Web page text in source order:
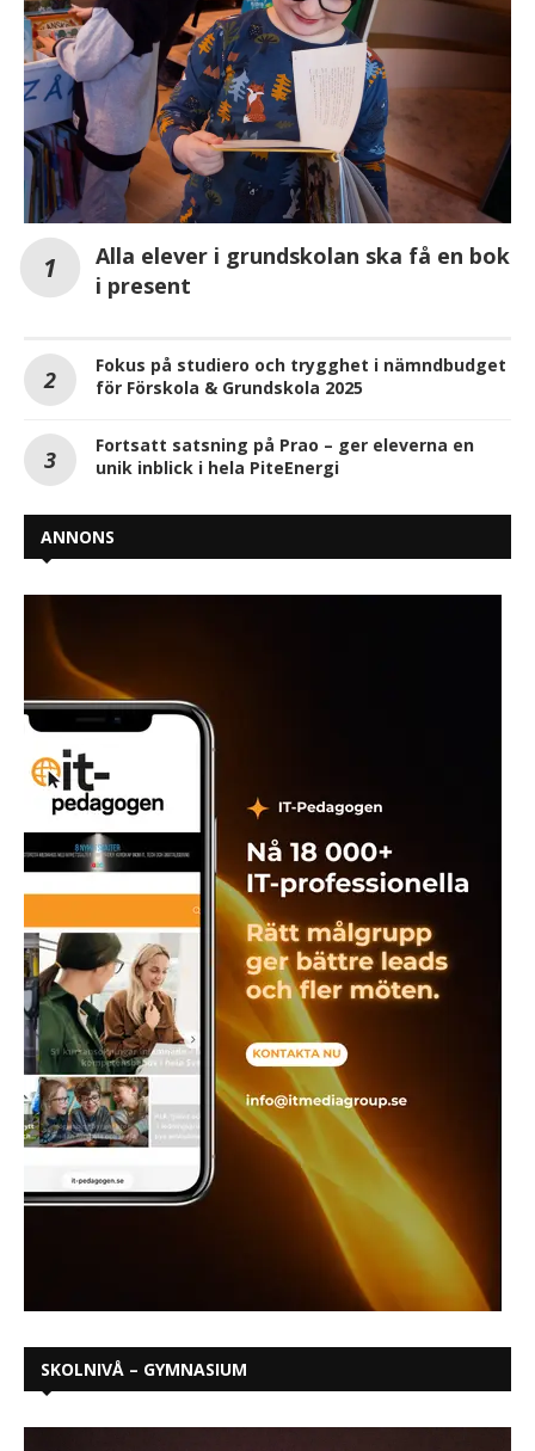
Alla elever i grundskolan ska få en bok
i present
Fokus på studiero och trygghet i nämndbudget
för Förskola & Grundskola 2025
Fortsatt satsning på Prao – ger eleverna en
unik inblick i hela PiteEnergi
ANNONS
SKOLNIVÅ – GYMNASIUM